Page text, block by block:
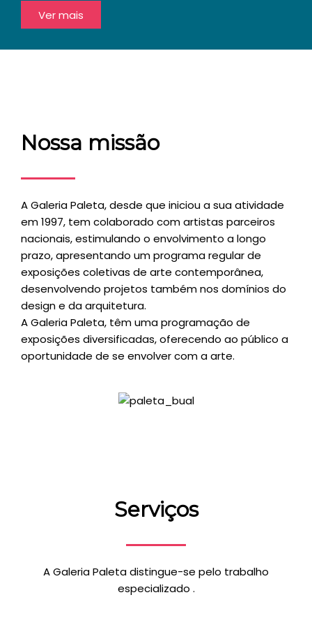
Ver mais
Nossa missão
A Galeria Paleta, desde que iniciou a sua atividade
em 1997, tem colaborado com artistas parceiros
nacionais, estimulando o envolvimento a longo
prazo, apresentando um programa regular de
exposições coletivas de arte contemporânea,
desenvolvendo projetos também nos domínios do
design e da arquitetura.
A Galeria Paleta, têm uma programação de
exposições diversificadas, oferecendo ao público a
oportunidade de se envolver com a arte.
Serviços
A Galeria Paleta distingue-se pelo trabalho
especializado .